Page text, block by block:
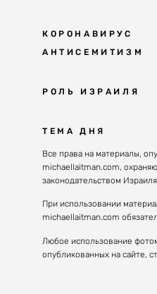
Каббала
Великие
КОРОНАВИРУС
АНТИСЕМИТИЗМ
Решение
РОЛЬ ИЗРАИЛЯ
Почему
Израиль
ТЕМА ДНЯ
Все права на материалы,
michaellaitman.com,
законодательством
При использовании
michaellaitman.com
Любое использование
опубликованных на сайте,